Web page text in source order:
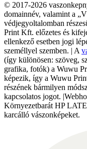
© 2017-2026
domainnév, valamint a
védjegyoltalomban
Print Kft. előzetes és
ellenkező esetben jogi
személlyel szemben. | A
(így különösen: szöveg,
grafika, fotók) a Wuwu
képezik, így a Wuwu
részének bármilyen
kapcsolatos jogot.
Környezetbarát HP
karcálló vászonképeket.